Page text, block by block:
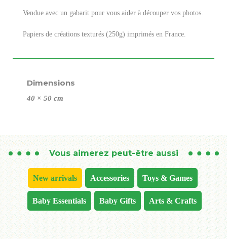
Vendue avec un gabarit pour vous aider à découper vos photos.
Papiers de créations texturés (250g) imprimés en France.
Dimensions
40 × 50 cm
Vous aimerez peut-être aussi
New arrivals Accessories Toys & Games
Baby Essentials Baby Gifts Arts & Crafts